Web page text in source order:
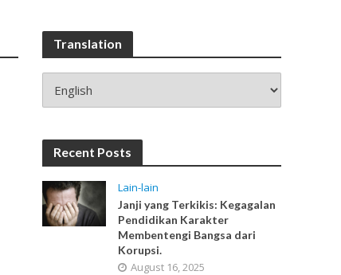
Translation
Recent Posts
Lain-lain
Janji yang Terkikis: Kegagalan
Pendidikan Karakter
Membentengi Bangsa dari
Korupsi.
August 16, 2025